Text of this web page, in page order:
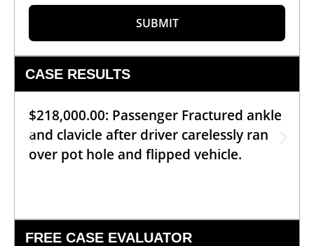
SUBMIT
CASE RESULTS
$218,000.00: Passenger Fractured ankle
and clavicle after driver carelessly ran
over pot hole and flipped vehicle.
FREE CASE EVALUATOR